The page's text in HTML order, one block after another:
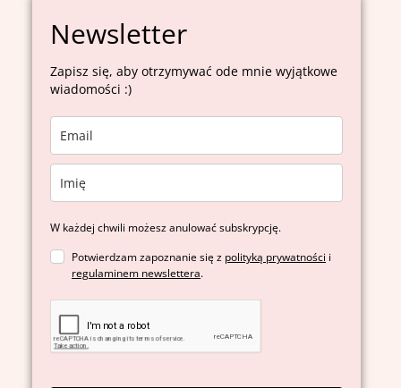
Newsletter
Zapisz się, aby otrzymywać ode mnie wyjątkowe
wiadomości :)
W każdej chwili możesz anulować subskrypcję.
Potwierdzam zapoznanie się z polityką prywatności i
regulaminem newslettera.